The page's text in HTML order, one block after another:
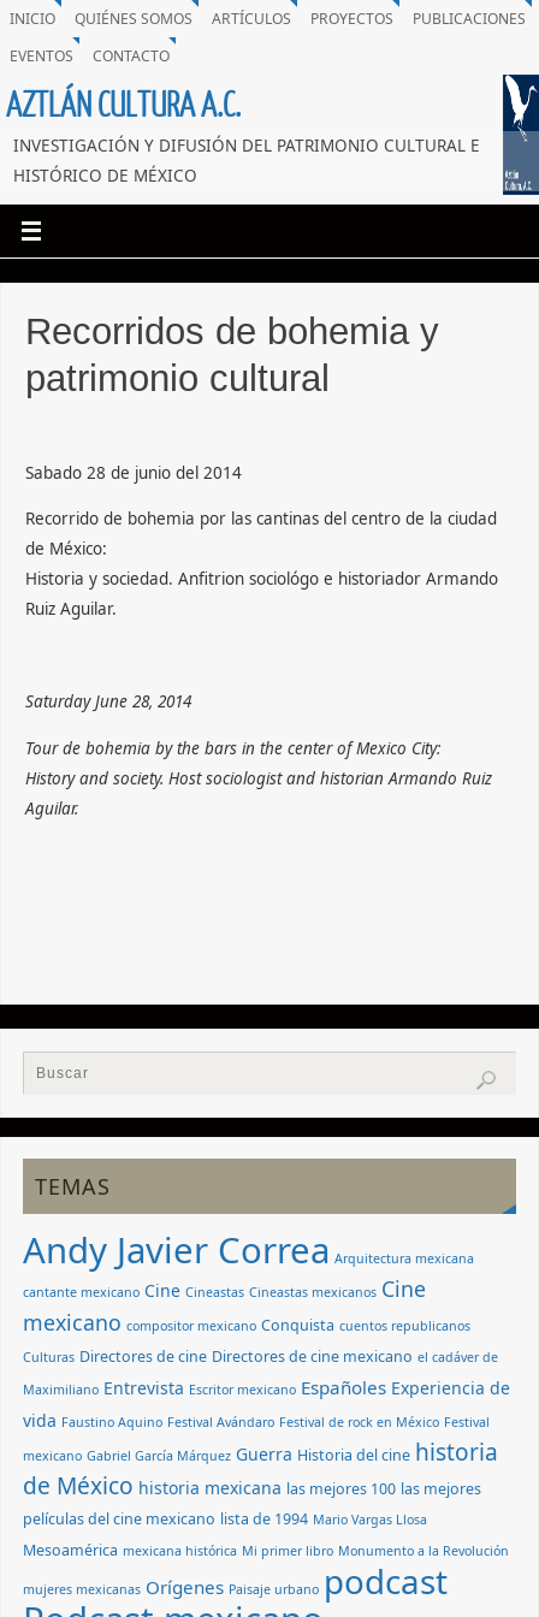
INICIO QUIÉNES SOMOS ARTÍCULOS PROYECTOS
PUBLICACIONES
EVENTOS
CONTACTO
AZTLÁN CULTURA A.C.
INVESTIGACIÓN Y DIFUSIÓN DEL PATRIMONIO CULTURAL E
HISTÓRICO DE MÉXICO
Recorridos de bohemia y
patrimonio cultural
Sabado 28 de junio del 2014
Recorrido de bohemia por las cantinas del centro de la ciudad
de México:
Historia y sociedad. Anfitrion sociológo e historiador Armando
Ruiz Aguilar.
Saturday June 28, 2014
Tour de bohemia by the bars in the center of Mexico City:
History and society. Host sociologist and historian Armando Ruiz
Aguilar.
TEMAS
Andy Javier Correa Arquitectura mexicana
cantante mexicano Cine Cineastas Cineastas mexicanos Cine
mexicano compositor mexicano Conquista cuentos republicanos
Culturas Directores de cine Directores de cine mexicano el cadáver de
Maximiliano Entrevista Escritor mexicano Españoles Experiencia de
vida Faustino Aquino Festival Avándaro Festival de rock en México Festival
mexicano Gabriel García Márquez Guerra Historia del cine historia
de México historia mexicana las mejores 100 las mejores
películas del cine mexicano lista de 1994 Mario Vargas Llosa
Mesoamérica mexicana histórica Mi primer libro Monumento a la Revolución
mujeres mexicanas Orígenes Paisaje urbano podcast